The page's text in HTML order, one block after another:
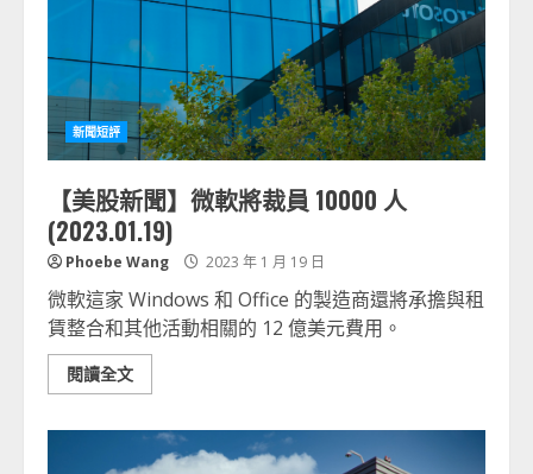
新聞短評
【美股新聞】微軟將裁員 10000 人
(2023.01.19)
Phoebe Wang 2023 年 1 月 19 日
微軟這家 Windows 和 Office 的製造商還將承擔與租
賃整合和其他活動相關的 12 億美元費用。
閱讀全文